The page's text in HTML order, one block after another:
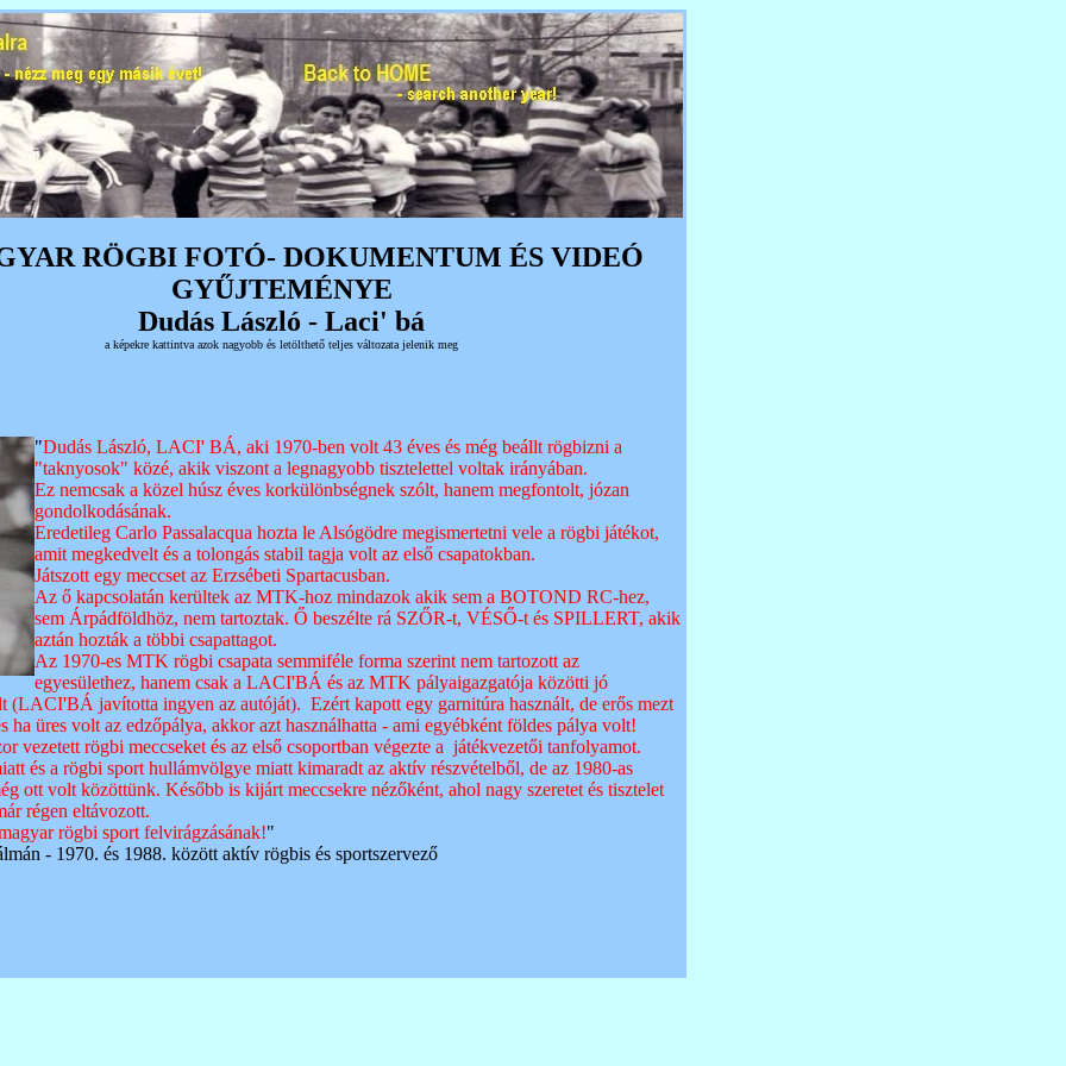
RÖGBI FOTÓ- DOKUMENTUM ÉS VIDEÓ
GYŰJTEMÉNYE
Dudás László - Laci' bá
a képekre kattintva azok nagyobb és letölthető teljes változata jelenik meg
"Dudás László, LACI' BÁ, aki 1970-ben volt 43 éves és még beállt rögbizni a
"taknyosok" közé, akik viszont a legnagyobb tisztelettel voltak irányában.
Ez nemcsak a közel húsz éves korkülönbségnek szólt, hanem megfontolt, józan
gondolkodásának.
Eredetileg Carlo Passalacqua hozta le Alsógödre megismertetni vele a rögbi játékot,
amit megkedvelt és a tolongás stabil tagja volt az első csapatokban.
Játszott egy meccset az Erzsébeti Spartacusban.
Az ő kapcsolatán kerültek az MTK-hoz mindazok akik sem a BOTOND RC-hez,
sem Árpádföldhöz, nem tartoztak. Ő beszélte rá SZŐR-t, VÉSŐ-t és SPILLERT, akik
aztán hozták a többi csapattagot.
Az 1970-es MTK rögbi csapata semmiféle forma szerint nem tartozott az
egyesülethez, hanem csak a LACI'BÁ és az MTK pályaigazgatója közötti jó
(LACI'BÁ javította ingyen az autóját). Ezért kapott egy garnitúra használt, de erős mezt
ha üres volt az edzőpálya, akkor azt használhatta - ami egyébként földes pálya volt!
vezetett rögbi meccseket és az első csoportban végezte a játékvezetői tanfolyamot.
és a rögbi sport hullámvölgye miatt kimaradt az aktív részvételből, de az 1980-as
ott volt közöttünk. Később is kijárt meccsekre nézőként, ahol nagy szeretet és tisztelet
régen eltávozott.
rögbi sport felvirágzásának!"
- 1970. és 1988. között aktív rögbis és sportszervező